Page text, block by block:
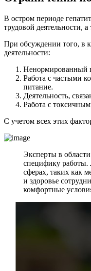
В остром периоде
трудовой деятельности,
При обсуждении того, в
деятельности:
Ненормированный
Работа с частыми
питание.
Деятельность,
Работа с
С учетом всех этих
Эксперты в
специфику работы.
сферах, таких как
и здоровье
комфортные